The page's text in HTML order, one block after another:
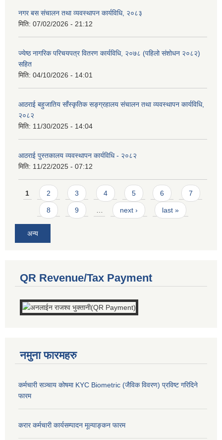
नगर बस संचालन तथा व्यवस्थापन कार्यविधि, २०८३
मिति: 07/02/2026 - 21:12
ज्येष्ठ नागरिक परिचयपत्र वितरण कार्यविधि, २०७८ (पहिलो संशोधन २०८२)
सहित
मिति: 04/10/2026 - 14:01
आठराई बहुजातिय साँस्कृतिक सङ्ग्रहालय संचालन तथा व्यवस्थापन कार्यविधि,
२०८२
मिति: 11/30/2025 - 14:04
आठराई पुस्तकालय व्यवस्थापन कार्यविधि - २०८२
मिति: 11/22/2025 - 07:12
Pages
1 2 3 4 5 6 7
8 9 … next › last »
अन्य
QR Revenue/Tax Payment
नमुना फारमहरु
कर्मचारी सञ्चाय कोषमा KYC Biometric (जैविक विवरण) प्रविष्ट गरिदिने
फारम
करार कर्मचारी कार्यसम्पादन मूल्याङ्कन फारम